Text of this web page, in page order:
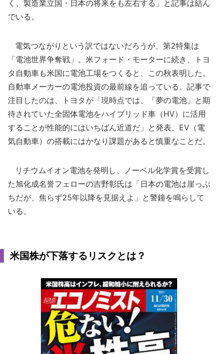
く、製造業立国・日本の将来をも左右する」と記事は結ん
でいる。
電気つながりという訳ではないだろうが、第2特集は
「電池世界争奪戦」。米フォード・モーターに続き、トヨ
タ自動車も米国に電池工場をつくると、この秋表明した。
自動車メーカーの電池投資の最前線を追っている。記事で
注目したのは、トヨタが「現時点では、「夢の電池」と期
待されていた全固体電池をハイブリッド車（HV）に活用
することが性能的にはいちばん近道だ」と発表、EV（電
気自動車）の搭載にはかなり課題があると慎重なことだ。
リチウムイオン電池を発明し、ノーベル化学賞を受賞し
た旭化成名誉フェローの吉野彰氏は「日本の電池は崖っぷ
ちだが、焦らず25年以降を見据えよ」と警鐘を鳴らして
いる。
米国株が下落するリスクとは？